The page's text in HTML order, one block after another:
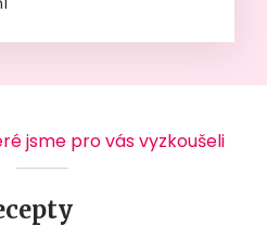
jsme pro vás vyzkoušeli